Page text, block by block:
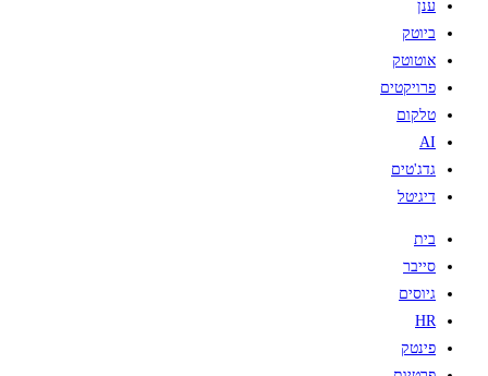
ענן
ביוטק
אוטוטק
פרויקטים
טלקום
AI
גדג'טים
דיגיטל
בית
סייבר
גיוסים
HR
פינטק